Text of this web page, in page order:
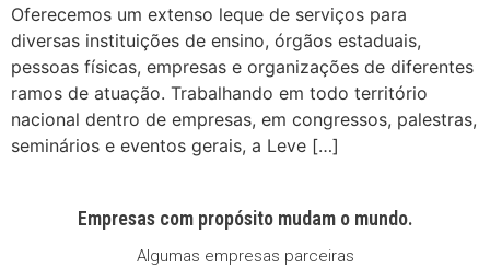
Oferecemos um extenso leque de serviços para
diversas instituições de ensino, órgãos estaduais,
pessoas físicas, empresas e organizações de diferentes
ramos de atuação. Trabalhando em todo território
nacional dentro de empresas, em congressos, palestras,
seminários e eventos gerais, a Leve […]
Empresas com propósito mudam o mundo.
Algumas empresas parceiras